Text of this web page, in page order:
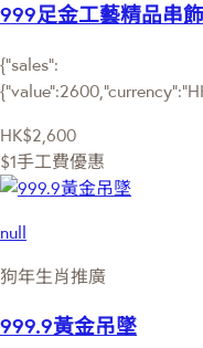
999足金工藝精品串飾
{"sales":
HK$2,600
$1手工費優惠
null
狗年生肖推廣
999.9黃金吊墜